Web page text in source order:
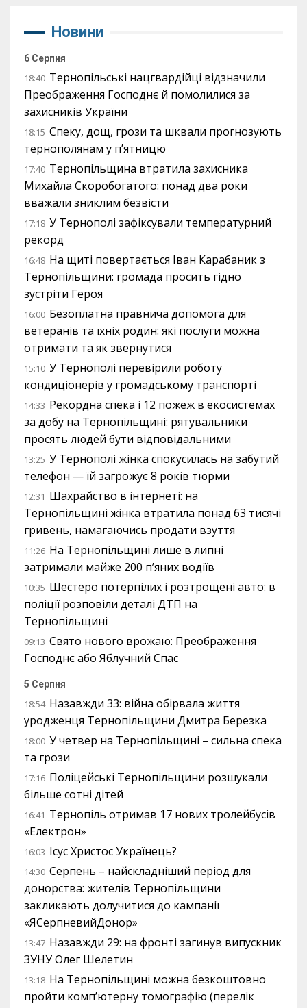
Новини
6 Серпня
18:40 Тернопільські нацгвардійці відзначили
Преображення Господнє й помолилися за
захисників України
18:15 Спеку, дощ, грози та шквали прогнозують
тернополянам у п’ятницю
17:40 Тернопільщина втратила захисника
Михайла Скоробогатого: понад два роки
вважали зниклим безвісти
17:18 У Тернополі зафіксували температурний
рекорд
16:48 На щиті повертається Іван Карабаник з
Тернопільщини: громада просить гідно
зустріти Героя
16:00 Безоплатна правнича допомога для
ветеранів та їхніх родин: які послуги можна
отримати та як звернутися
15:10 У Тернополі перевірили роботу
кондиціонерів у громадському транспорті
14:33 Рекордна спека і 12 пожеж в екосистемах
за добу на Тернопільщині: рятувальники
просять людей бути відповідальними
13:25 У Тернополі жінка спокусилась на забутий
телефон — їй загрожує 8 років тюрми
12:31 Шахрайство в інтернеті: на
Тернопільщині жінка втратила понад 63 тисячі
гривень, намагаючись продати взуття
11:26 На Тернопільщині лише в липні
затримали майже 200 п’яних водіїв
10:35 Шестеро потерпілих і розтрощені авто: в
поліції розповіли деталі ДТП на
Тернопільщині
09:13 Свято нового врожаю: Преображення
Господнє або Яблучний Спас
5 Серпня
18:54 Назавжди 33: війна обірвала життя
уродженця Тернопільщини Дмитра Березка
18:00 У четвер на Тернопільщині – сильна спека
та грози
17:16 Поліцейські Тернопільщини розшукали
більше сотні дітей
16:41 Тернопіль отримав 17 нових тролейбусів
«Електрон»
16:03 Ісус Христос Українець?
14:30 Серпень – найскладніший період для
донорства: жителів Тернопільщини
закликають долучитися до кампанії
«ЯСерпневийДонор»
13:47 Назавжди 29: на фронті загинув випускник
ЗУНУ Олег Шелетин
13:18 На Тернопільщині можна безкоштовно
пройти комп’ютерну томографію (перелік